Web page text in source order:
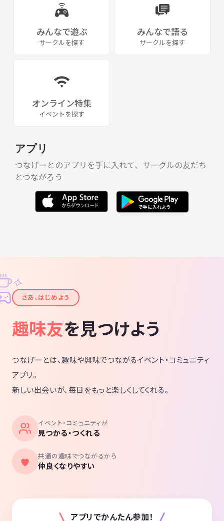
みんなで遊ぶ
サークルを探す
みんなで語る
サークルを探す
オンライン特集
イベントを探す
アプリ
つなげーとのアプリを手に入れて、サークルの友だち
とつながろう
✦
✧
さあ、はじめよう
趣味友を見つけよう
つなげーとは、趣味や興味でつながるイベント・コミュニティ
アプリ。
新しい出会いが、毎日をもっと楽しくしてくれる。
イベント・コミュニティが
見つかる・つくれる
共通の趣味でつながるから
仲良くなりやすい
アプリでかんたん参加！